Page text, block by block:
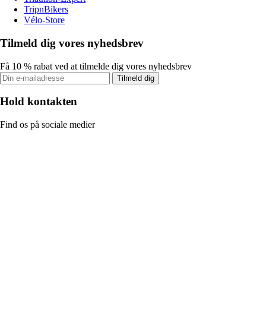
TripnBikers
Vélo-Store
Tilmeld dig vores nyhedsbrev
Få 10 % rabat ved at tilmelde dig vores nyhedsbrev
Tilmeld dig
Hold kontakten
Find os på sociale medier